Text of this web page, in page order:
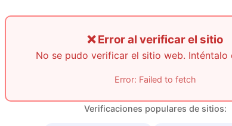
❌ Error al verificar el sitio
No se pudo verificar el sitio web. Inténtalo
Error: Failed to fetch
Verificaciones populares de sitios: